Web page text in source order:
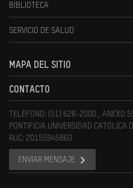
BIBLIOTECA
SERVICIO DE SALUD
MAPA DEL SITIO
CONTACTO
TELÉFONO: (51) 626-2000 , ANEXO
PONTIFICIA UNIVERSIDAD CATOLICA
RUC: 20155945860
ENVIAR MENSAJE